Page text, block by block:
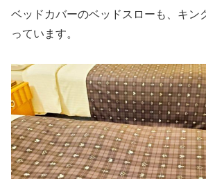
ベッドカバーのベッドスローも、キン
っています。